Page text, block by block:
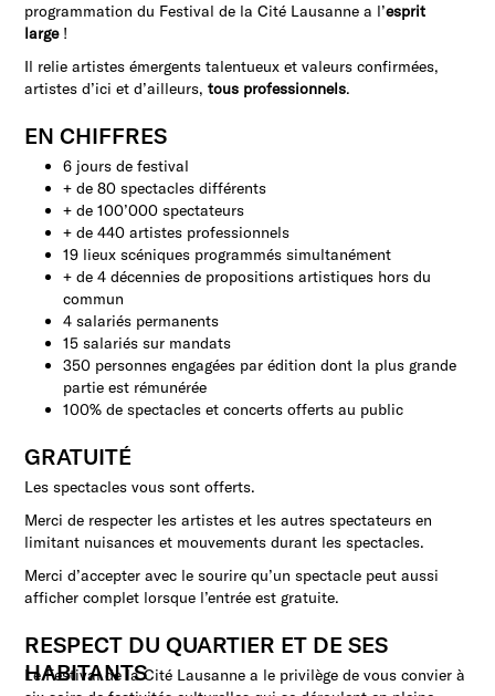
programmation du Festival de la Cité Lausanne a l’esprit
large !
Il relie artistes émergents talentueux et valeurs confirmées,
artistes d’ici et d’ailleurs,tous professionnels.
EN CHIFFRES
6 jours de festival
+ de 80 spectacles différents
+ de 100’000 spectateurs
+ de 440 artistes professionnels
19 lieux scéniques programmés simultanément
+ de 4 décennies de propositions artistiques hors du
commun
4 salariés permanents
15 salariés sur mandats
350 personnes engagées par édition dont la plus grande
partie est rémunérée
100% de spectacles et concerts offerts au public
GRATUITÉ
Les spectacles vous sont offerts.
Merci de respecter les artistes et les autres spectateurs en
limitant nuisances et mouvements durant les spectacles.
Merci d’accepter avec le sourire qu’un spectacle peut aussi
afficher complet lorsque l’entrée est gratuite.
RESPECT DU QUARTIER ET DE SES
HABITANTS
Le Festival de la Cité Lausanne a le privilège de vous convier à